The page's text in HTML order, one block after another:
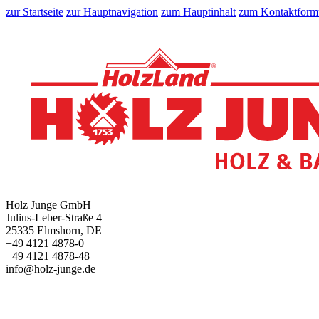
zur Startseite zur Hauptnavigation zum Hauptinhalt zum
Holz Junge GmbH
Julius-Leber-Straße 4
25335 Elmshorn, DE
+49 4121 4878-0
+49 4121 4878-48
info@holz-junge.de